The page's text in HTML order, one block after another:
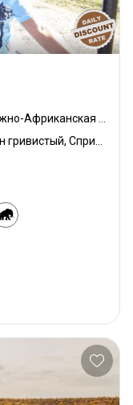
Восточная Капская провинция, Южно-Африканская Республика
Южноафриканский Конгони, Баран гривистый, Спрингбок чёрный, Гну белохвостый, Дукер голубой, Гну голубой, Бонтбок, Зебра саванная (Бурчеллова), Бушбок, Бушпиг (кустарниковая свинья), Буйвол африканский, Каракал, Блесбок, Дукер кустарниковый, Болотный козел, Спрингбок, Спрингбок медный, Иланд, Лань, Орикс, Зебра горная (Хартмана), Импала, Антилопа прыгун, Куду, Редунка горный, Ньяла, Личи красный, Роан, Соболь, Стенбок, Бородавочник, Козёл водный, Бонтбок белый, Белый спрингбок